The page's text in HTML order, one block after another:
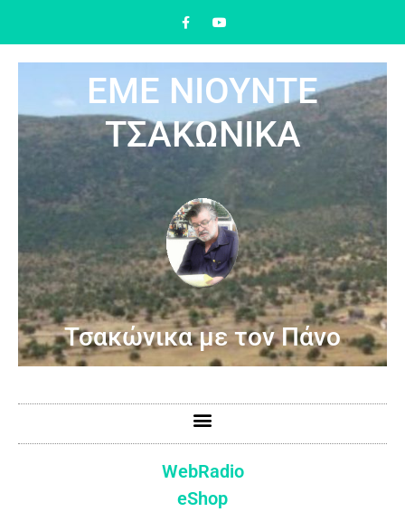
ΕΜΕ ΝΙΟΥΝΤΕ
ΤΣΑΚΩΝΙΚΑ
Τσακώνικα με τον Πάνο
WebRadio
eShop